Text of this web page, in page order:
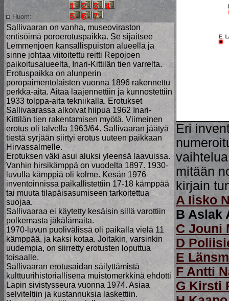
Eri
mitään
kirjain
A Iisko
B Aslak
C Jouni
D
E
F Antti
G Kirsti
Huom:
Sallivaaran on vanha, museoviraston
entisöimä poroerotuspaikka. Se sijaitsee
Lemmenjoen kansallispuiston alueella ja
sinne johtaa viitoitettu reitti Repojoen
paikoitusalueelta, Inari-Kittilän tien varrelta.
Erotuspaikka on alunperin
poropaimentolaisten vuonna 1896 rakennettu
perkka-aita. Aitaa laajennettiin ja kunnostettiin
1933 tolppa-aita tekniikalla. Erotukset
Sallivaarassa alkoivat hiipua 1962 Inari-
Kittilän tien rakentamisen myötä. Viimeinen
erotus oli talvella 1963/64. Sallivaaran jäätyä
tiestä syrjään siirtyi erotus uuteen paikkaan
Hirvassalmelle.
Erotuksen väki asui aluksi yleensä laavuissa.
Vanhin hirsikämppä on vuodelta 1897. 1930-
luvulla kämppiä oli kolme. Kesän 1976
inventoinnissa paikallistettiin 17-18 kämppää
tai muuta tilapäisasumiseen tarkoitettua
suojaa.
Sallivaaraa ei käytetty kesäisin sillä varottiin
polkemasta jäkälämaita.
1970-luvun puolivälissä oli paikalla vielä 11
kämppää, ja kaksi kotaa. Joitakin, varsinkin
uudempia, on siirretty erotusten loputtua
toisaalle.
Sallivaaran erotusaidan säilyttämistä
kulttuurihistoriallisena muistomerkkinä ehdotti
Lapin sivistysseura vuonna 1974. Asiaa
selviteltiin ja kustannuksia laskettiin.